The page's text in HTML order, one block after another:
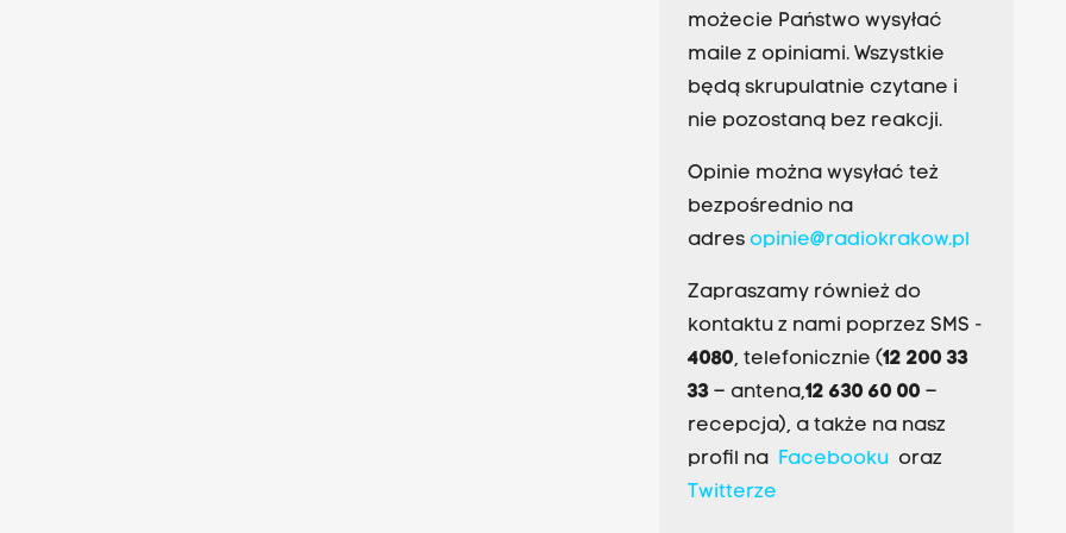
możecie Państwo wysyłać
maile z opiniami. Wszystkie
będą skrupulatnie czytane i
nie pozostaną bez reakcji.
Opinie można wysyłać też
bezpośrednio na
adres opinie@radiokrakow.pl
Zapraszamy również do
kontaktu z nami poprzez SMS -
4080, telefonicznie (12 200 33
33– antena,12 630 60 00 –
recepcja), a także na nasz
profil na Facebookuoraz
Twitterze